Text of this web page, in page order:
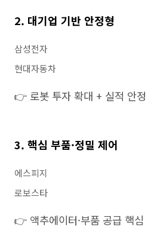
2. 대기업 기반 안정형
삼성전자
현대자동차
👉 로봇 투자 확대 + 실적 안정
3. 핵심 부품·정밀 제어
에스피지
로보스타
👉 액추에이터·부품 공급 핵심